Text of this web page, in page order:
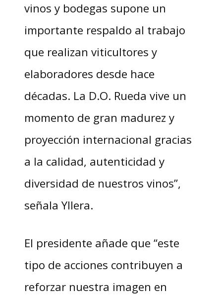
vinos y bodegas supone un
importante respaldo al trabajo
que realizan viticultores y
elaboradores desde hace
décadas. La D.O. Rueda vive un
momento de gran madurez y
proyección internacional gracias
a la calidad, autenticidad y
diversidad de nuestros vinos”,
señala Yllera.
El presidente añade que “este
tipo de acciones contribuyen a
reforzar nuestra imagen en